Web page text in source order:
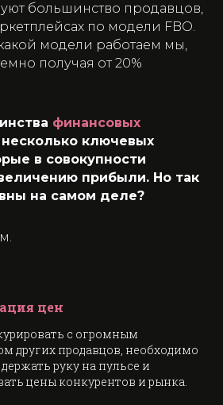
большинство продавцов,
по модели FBO.
модели работаем мы,
получая от 20%
финансовых
ключевых
в совокупности
прибыли. Но так
на самом деле?
цен
с огромным
других продавцов, необходимо
руку на пульсе и
цены конкурентов и рынка.